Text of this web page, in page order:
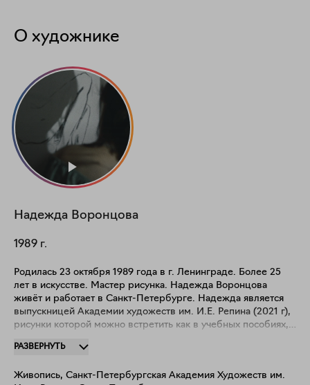
О художнике
Надежда Воронцова
1989 г.
Родилась 23 октября 1989 года в г. Ленинграде. Более 25
лет в искусстве. Мастер рисунка. Надежда Воронцова
живёт и работает в Санкт-Петербурге. Надежда является
выпускницей Академии художеств им. И.Е. Репина (2021 г),
рисунки которой можно встретить как в учебных пособиях,
работает на стыке различных техник: печатной графики и
Надежда дважды была награждена медалью за первое
РАЗВЕРНУТЬ
Живопись, Санкт-Петербургская Академия Художеств им.